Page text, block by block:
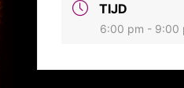
TIJD
6:00 pm - 9:00